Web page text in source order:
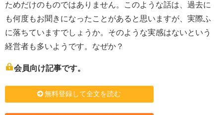
ためだけのものではありません。このような話は、過去に
も何度もお聞きになったことがあると思いますが、実際ふ
に落ちていますでしょうか。そのような実感はないという
経営者も多いようです。なぜか？
会員向け記事です。
無料登録して全文を読む